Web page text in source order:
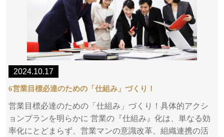
2024.10.17
6営業目標必達のための「仕組み」づくり！
営業目標必達のための「仕組み」づくり！具体的アクシ
ョンプランを明らかに 営業の『仕組み』化は、単なる効
率化にとどまらず、営業マンの意識改革、組織連携の活